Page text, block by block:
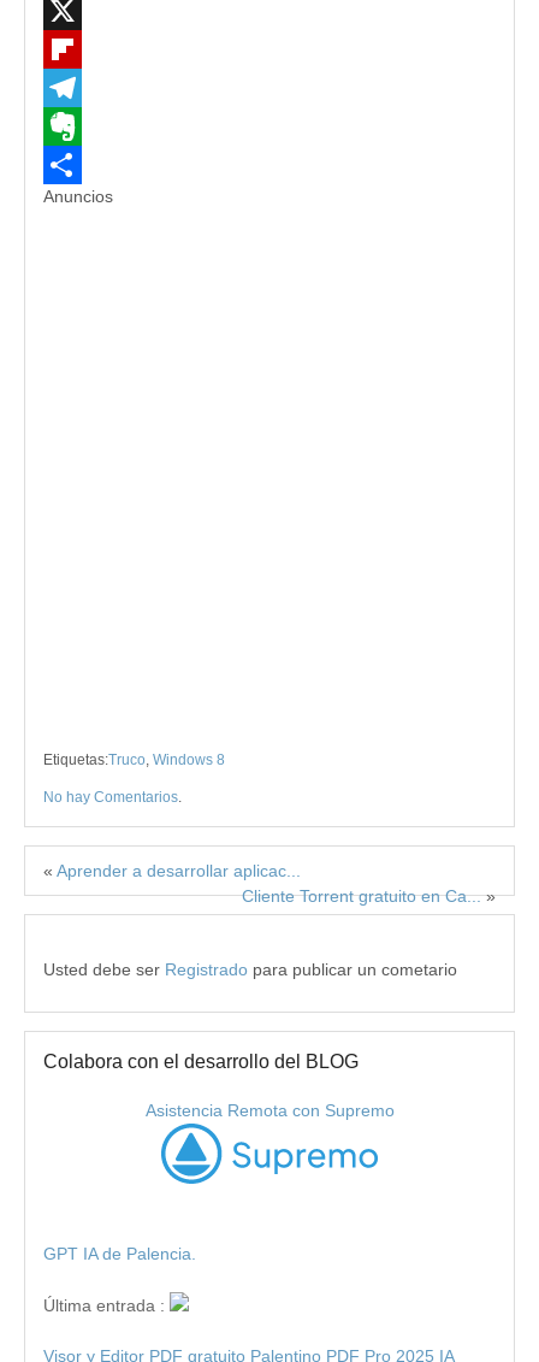
LinkedIn
Flipboard
Telegram
Evernote
Compartir
Anuncios
Etiquetas:Truco, Windows 8
No hay Comentarios.
« Aprender a desarrollar aplicac...
Cliente Torrent gratuito en Ca...»
Usted debe ser Registrado para publicar un cometario
Colabora con el desarrollo del BLOG
Asistencia Remota con Supremo
GPT IA de Palencia.
Última entrada :
Visor y Editor PDF gratuito Palentino PDF Pro 2025 IA